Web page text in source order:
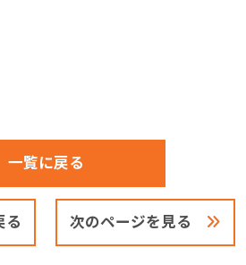
る
一覧に戻る
次のページを見る